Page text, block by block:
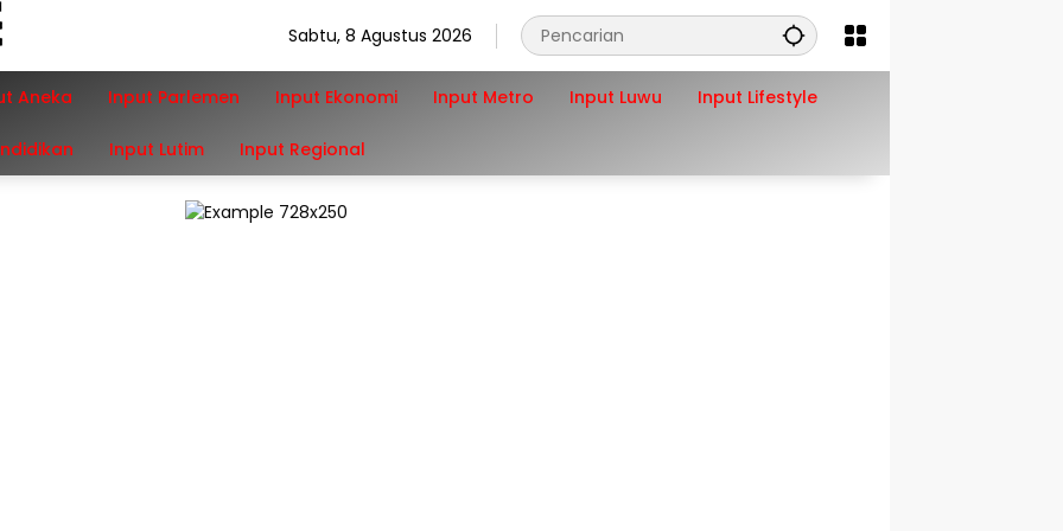
Sabtu, 8 Agustus 2026
Aneka Input Parlemen Input Ekonomi Input Metro Input Luwu Input Lifestyle
Input Lutim Input Regional